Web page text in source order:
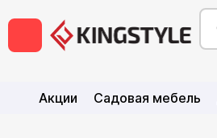
Акции Садовая мебель